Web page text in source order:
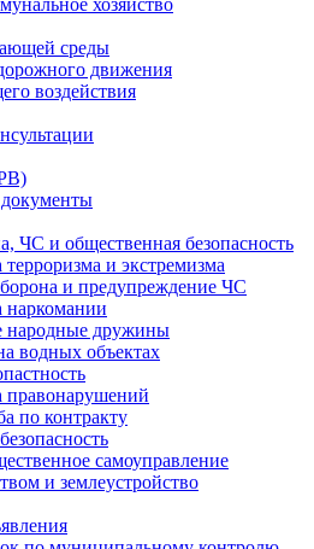
хозяйство
среды
движения
воздействия
ЧС и общественная безопасность
и экстремизма
и предупреждение ЧС
наркомании
народные дружины
водных объектах
правонарушений
по контракту
самоуправление
и землеустройство